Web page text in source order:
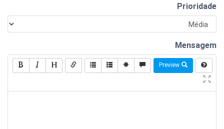
Prioridade
Mensagem